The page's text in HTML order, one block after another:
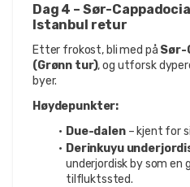
Dag 4 – Sør-
Istanbul retur
Etter frokost, bli med på Sør-
(Grønn tur), og utforsk
byer.
Høydepunkter:
Due-dalen – kjent for
Derinkuyu
underjordisk by som en
tilfluktssted.